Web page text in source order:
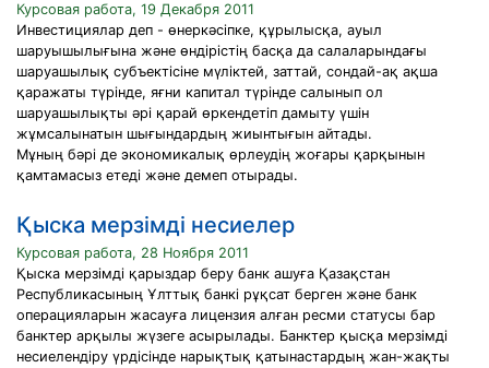
Курсовая работа, 19 Декабря 2011
Инвестициялар деп - өнеркәсіпке, құрылысқа, ауыл
шаруышылығына және өндірістің басқа да салаларындағы
шаруашылық субъектісіне мүліктей, заттай, сондай-ақ ақша
қаражаты түрінде, яғни капитал түрінде салынып ол
шаруашылықты әрі қарай өркендетіп дамыту үшін
жұмсалынатын шығындардың жиынтығын айтады.
Мұның бәрі де экономикалық өрлеудің жоғары қарқынын
қамтамасыз етеді және демеп отырады.
Қыска мерзімді несиелер
Курсовая работа, 28 Ноября 2011
Қыска мерзімді қарыздар беру банк ашуға Қазақстан
Республикасының Ұлттық банкі рұқсат берген және банк
операцияларын жасауға лицензия алған ресми статусы бар
банктер арқылы жүзеге асырылады. Банктер қысқа мерзімді
несиелендіру үрдісінде нарықтық қатынастардың жан-жақты